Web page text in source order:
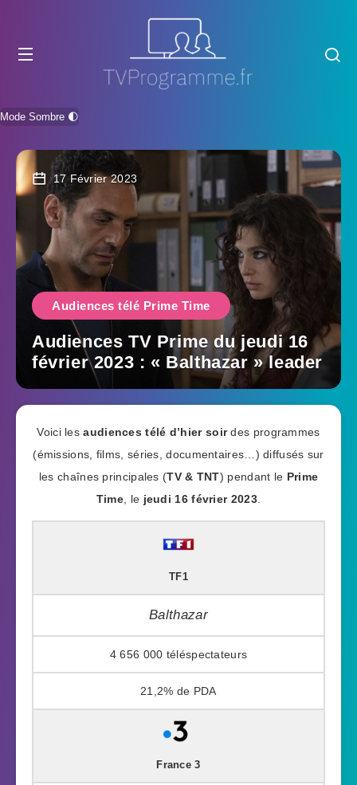
Mode Sombre 🌓
17 Février 2023
Audiences télé Prime Time
Audiences TV Prime du jeudi 16
février 2023 : « Balthazar » leader
Voici lesaudiences télé d’hier soirdes programmes
(émissions, films, séries, documentaires…) diffusés sur
les chaînes principales (TV & TNT) pendant le Prime
Time , le jeudi 16 février 2023.
TF1
Balthazar
4 656 000
21,2%
France 3